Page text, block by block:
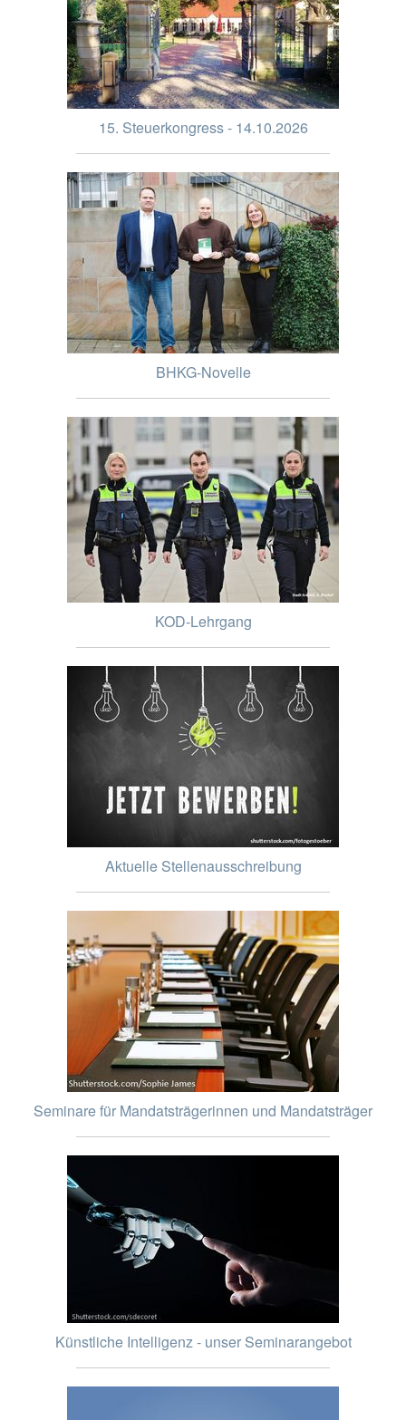
15. Steuerkongress - 14.10.2026
BHKG-Novelle
KOD-Lehrgang
Aktuelle Stellenausschreibung
Seminare für Mandatsträgerinnen und Mandatsträger
Künstliche Intelligenz - unser Seminarangebot